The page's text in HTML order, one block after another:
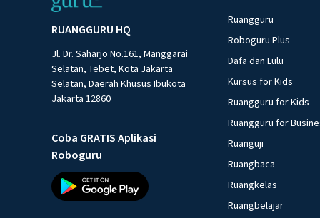
RUANGGURU HQ
Jl. Dr. Saharjo No.161, Manggarai
Selatan, Tebet, Kota Jakarta
Selatan, Daerah Khusus Ibukota
Jakarta 12860
Coba GRATIS Aplikasi
Roboguru
Ruangguru
Roboguru Plus
Dafa dan Lulu
Kursus for Kids
Ruangguru for Kids
Ruangguru for
Ruanguji
Ruangbaca
Ruangkelas
Ruangbelajar